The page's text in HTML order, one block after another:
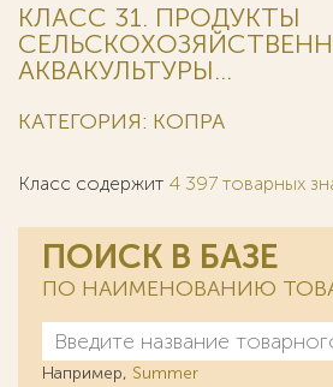
КЛАСС 31. ПРОДУКТЫ
АКВАКУЛЬТУРЫ...
КАТЕГОРИЯ: КОПРА
Класс содержит 4 397 товарных
ПОИСК В БАЗЕ
ПО НАИМЕНОВАНИЮ
Например, Summer